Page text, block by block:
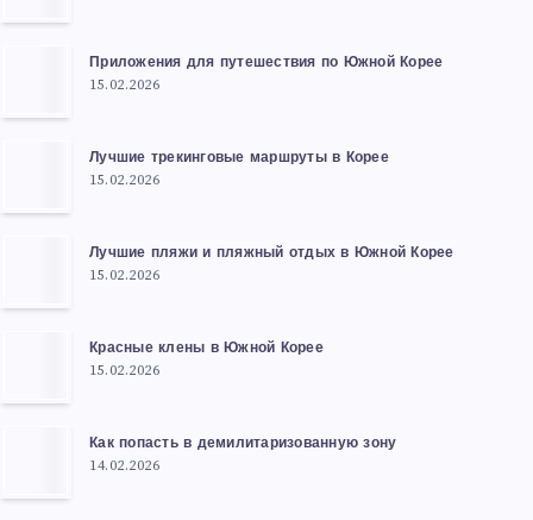
Приложения для путешествия по Южной Корее
15.02.2026
Лучшие трекинговые маршруты в Корее
15.02.2026
Лучшие пляжи и пляжный отдых в Южной Корее
15.02.2026
Красные клены в Южной Корее
15.02.2026
Как попасть в демилитаризованную зону
14.02.2026